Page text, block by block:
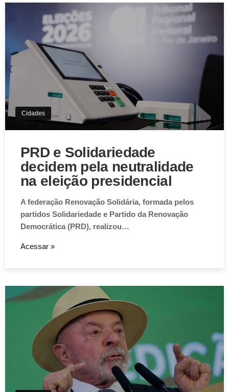
Cidades
PRD e Solidariedade
decidem pela neutralidade
na eleição presidencial
A federação Renovação Solidária, formada pelos
partidos Solidariedade e Partido da Renovação
Democrática (PRD), realizou…
Acessar »